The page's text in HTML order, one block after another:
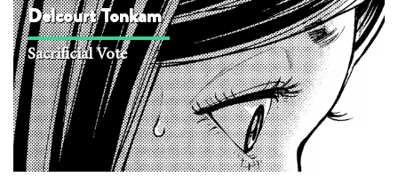
Delcourt Tonkam
Sacrificial Vote